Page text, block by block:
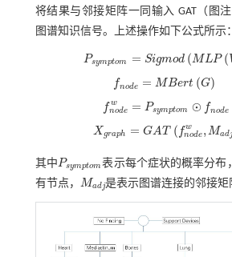
将结果与邻接矩阵一同输入 GAT（图
图谱知识信号。上述操作如下公式所示：
Psymptom = Sigmod ( M LP (
Psymptom =S gmodMLPV
fnode = M Bert (G)
fnode =M BertG
f w
node = Psymptom ⊙ fnode
fnode w= Ps ymptom ⊙f node
X graph = GAT ( fw
node , Mad
Xgraph =GATfnodew,Madj
其中 Psymptom
Psymptom表示每个症状的概率分布，
有节点，
Madj
Madj是表示图谱连接的邻接矩